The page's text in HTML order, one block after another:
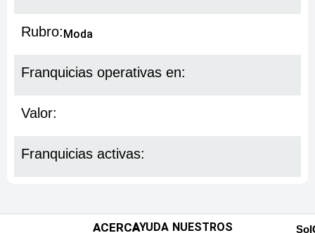
Rubro: Moda
Franquicias operativas en:
Valor:
Franquicias activas:
ACERCAAYUDA NUESTROS